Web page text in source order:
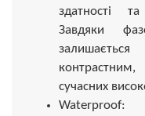
здатності
Завдяки
сучасних
Waterproof: